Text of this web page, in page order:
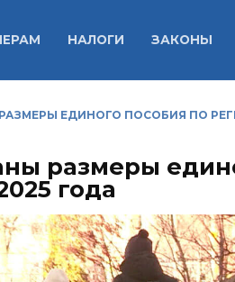
НАЛОГИ ЗАКОНЫ
ЕДИНОГО ПОСОБИЯ ПО
размеры
года